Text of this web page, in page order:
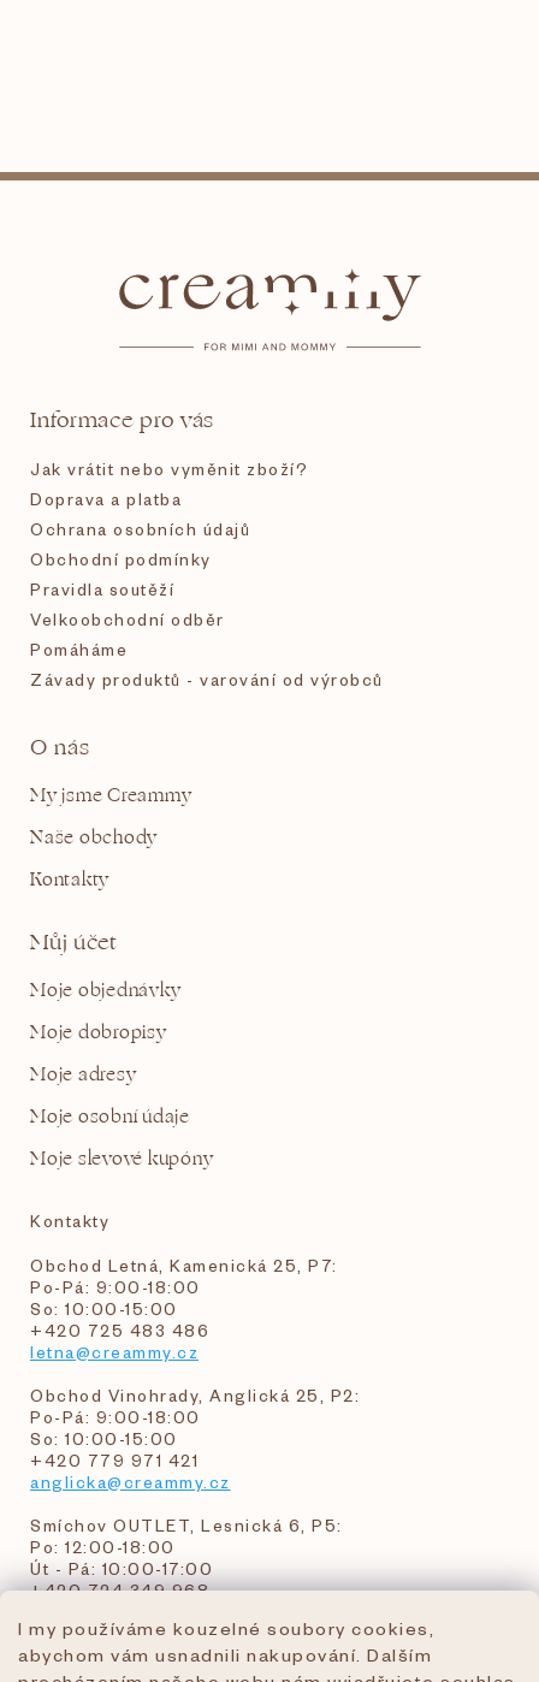
I my používáme kouzelné soubory cookies,
abychom vám usnadnili nakupování. Dalším
Informace pro vás
Jak vrátit nebo vyměnit zboží?
Doprava a platba
Ochrana osobních údajů
Obchodní podmínky
Pravidla soutěží
Velkoobchodní odběr
Pomáháme
Závady produktů - varování od výrobců
O nás
My jsme Creammy
Naše obchody
Kontakty
Můj účet
Moje objednávky
Moje dobropisy
Moje adresy
Moje osobní údaje
Moje slevové kupóny
Kontakty
Obchod Letná, Kamenická 25, P7:
Po-Pá: 9:00-18:00
So: 10:00-15:00
+420 725 483 486
letna@creammy.cz
Obchod Vinohrady, Anglická 25, P2:
Po-Pá: 9:00-18:00
So: 10:00-15:00
+420 779 971 421
anglicka@creammy.cz
Smíchov OUTLET, Lesnická 6, P5:
Po: 12:00-18:00
Út - Pá: 10:00-17:00
+420 724 349 968
objednavky@creammy.cz